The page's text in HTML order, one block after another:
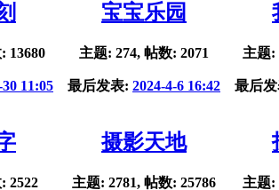
13680
11:05
宝宝乐园
主题: 274, 帖数: 2071
最后发表: 2024-4-6 16:42
主题:
最后
2522
摄影天地
主题: 2781, 帖数: 25786 主题: